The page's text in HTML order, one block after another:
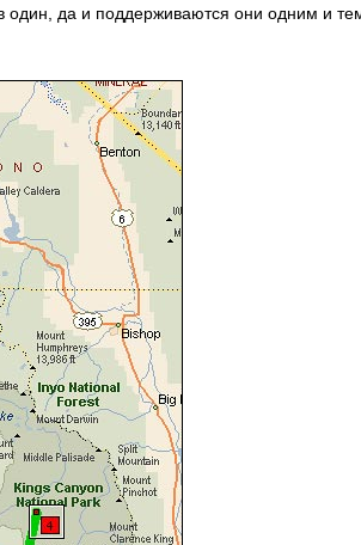
один, да и поддерживаются они одним и